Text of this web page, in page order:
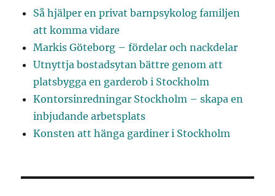
Så hjälper en privat barnpsykolog familjen
att komma vidare
Markis Göteborg – fördelar och nackdelar
Utnyttja bostadsytan bättre genom att
platsbygga en garderob i Stockholm
Kontorsinredningar Stockholm – skapa en
inbjudande arbetsplats
Konsten att hänga gardiner i Stockholm